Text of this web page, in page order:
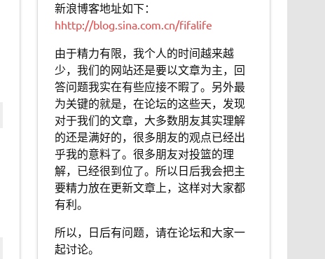
新浪博客地址如下：
hhttp://blog.sina.com.cn/fifalife
由于精力有限，我个人的时间越来越
少，我们的网站还是要以文章为主，回
答问题我实在有些应接不暇了。另外最
为关键的就是，在论坛的这些天，发现
对于我们的文章，大多数朋友其实理解
的还是满好的，很多朋友的观点已经出
乎我的意料了。很多朋友对投篮的理
解，已经很到位了。所以日后我会把主
要精力放在更新文章上，这样对大家都
有利。
所以，日后有问题，请在论坛和大家一
起讨论。